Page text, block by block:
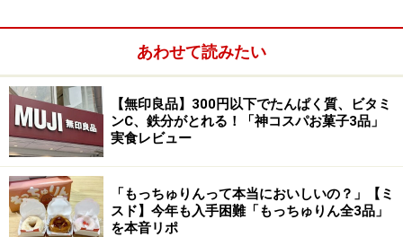
ブッシュ ヴェネト
あわせて読みたい
【無印良品】300円以下でたんぱく質、ビタミ
ンC、鉄分がとれる！「神コスパお菓子3品」
実食レビュー
「もっちゅりんって本当においしいの？」【ミ
スド】今年も入手困難「もっちゅりん全3品」
を本音リポ